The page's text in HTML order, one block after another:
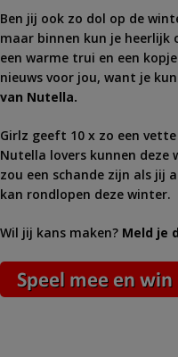
Ben jij ook zo dol op de
maar binnen kun je heerlijk
een warme trui en een
nieuws voor jou, want je
van Nutella.
Girlz geeft 10 x zo een vette
Nutella lovers kunnen
zou een schande zijn als jij
kan rondlopen deze winter.
Wil jij kans maken? Meld je